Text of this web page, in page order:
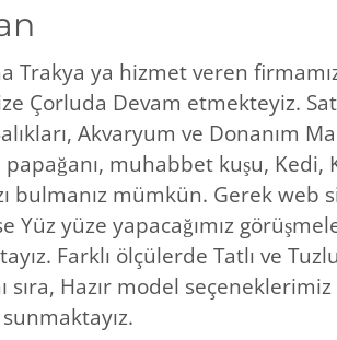
Trakya ya hizmet veren firmamız
Çorluda Devam etmekteyiz.
Akvaryum ve Donanım
muhabbet kuşu, Kedi,
bulmanız mümkün. Gerek web
Yüz yüze yapacağımız
Farklı ölçülerde Tatlı ve
sıra, Hazır model